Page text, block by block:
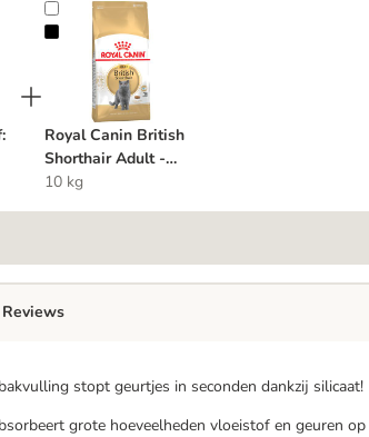
Kattenbakvulling
Royal Canin British Shorthair Adult -
Royal Canin British
Shorthair Adult -
Kattenvoer
10 kg
stopt geurtjes in seconden dankzij silicaat!
grote hoeveelheden vloeistof en geuren
Reviews